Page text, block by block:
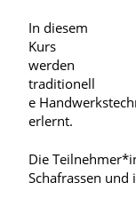
In diesem
Kurs
werden
traditionell
e
erlernt.
Die
Schafrassen